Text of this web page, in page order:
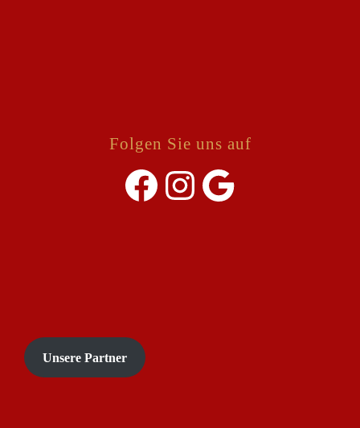
Folgen Sie uns auf
Facebook Instagram Google
Unsere Partner